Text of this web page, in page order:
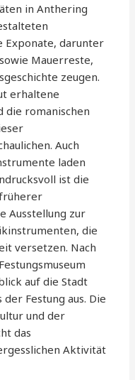
in Anthering
Exponate, darunter
Mauerreste,
zeugen.
erhaltene
die romanischen
Auch
laden
ist die
Ausstellung zur
die
versetzen. Nach
auf die Stadt
Festung aus. Die
und der
das
Aktivität